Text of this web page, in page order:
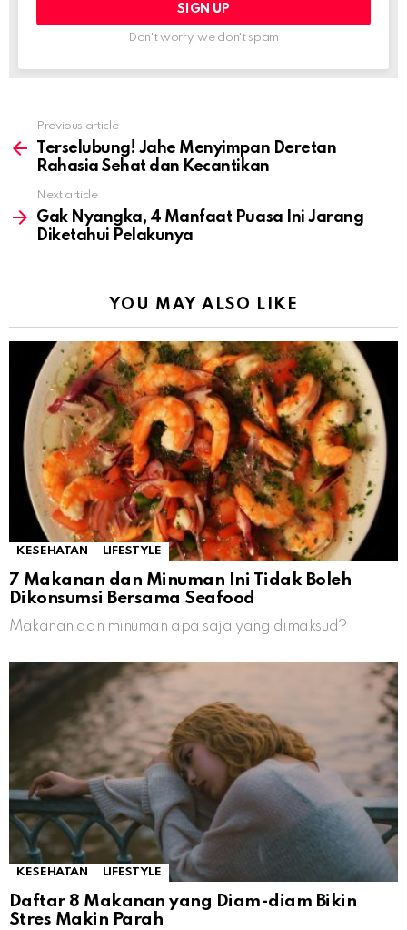
Don't worry, we don't spam
more
Previous article
Terselubung! Jahe Menyimpan Deretan
Rahasia Sehat dan Kecantikan
Next article
Gak Nyangka, 4 Manfaat Puasa Ini Jarang
Diketahui Pelakunya
YOU MAY ALSO LIKE
KESEHATAN LIFESTYLE
7 Makanan dan Minuman Ini Tidak Boleh
Dikonsumsi Bersama Seafood
Makanan dan minuman apa saja yang dimaksud?
KESEHATAN LIFESTYLE
Daftar 8 Makanan yang Diam-diam Bikin
Stres Makin Parah